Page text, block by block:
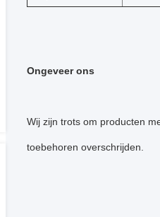
Ongeveer ons
Wij zijn trots om producten
toebehoren overschrijden.